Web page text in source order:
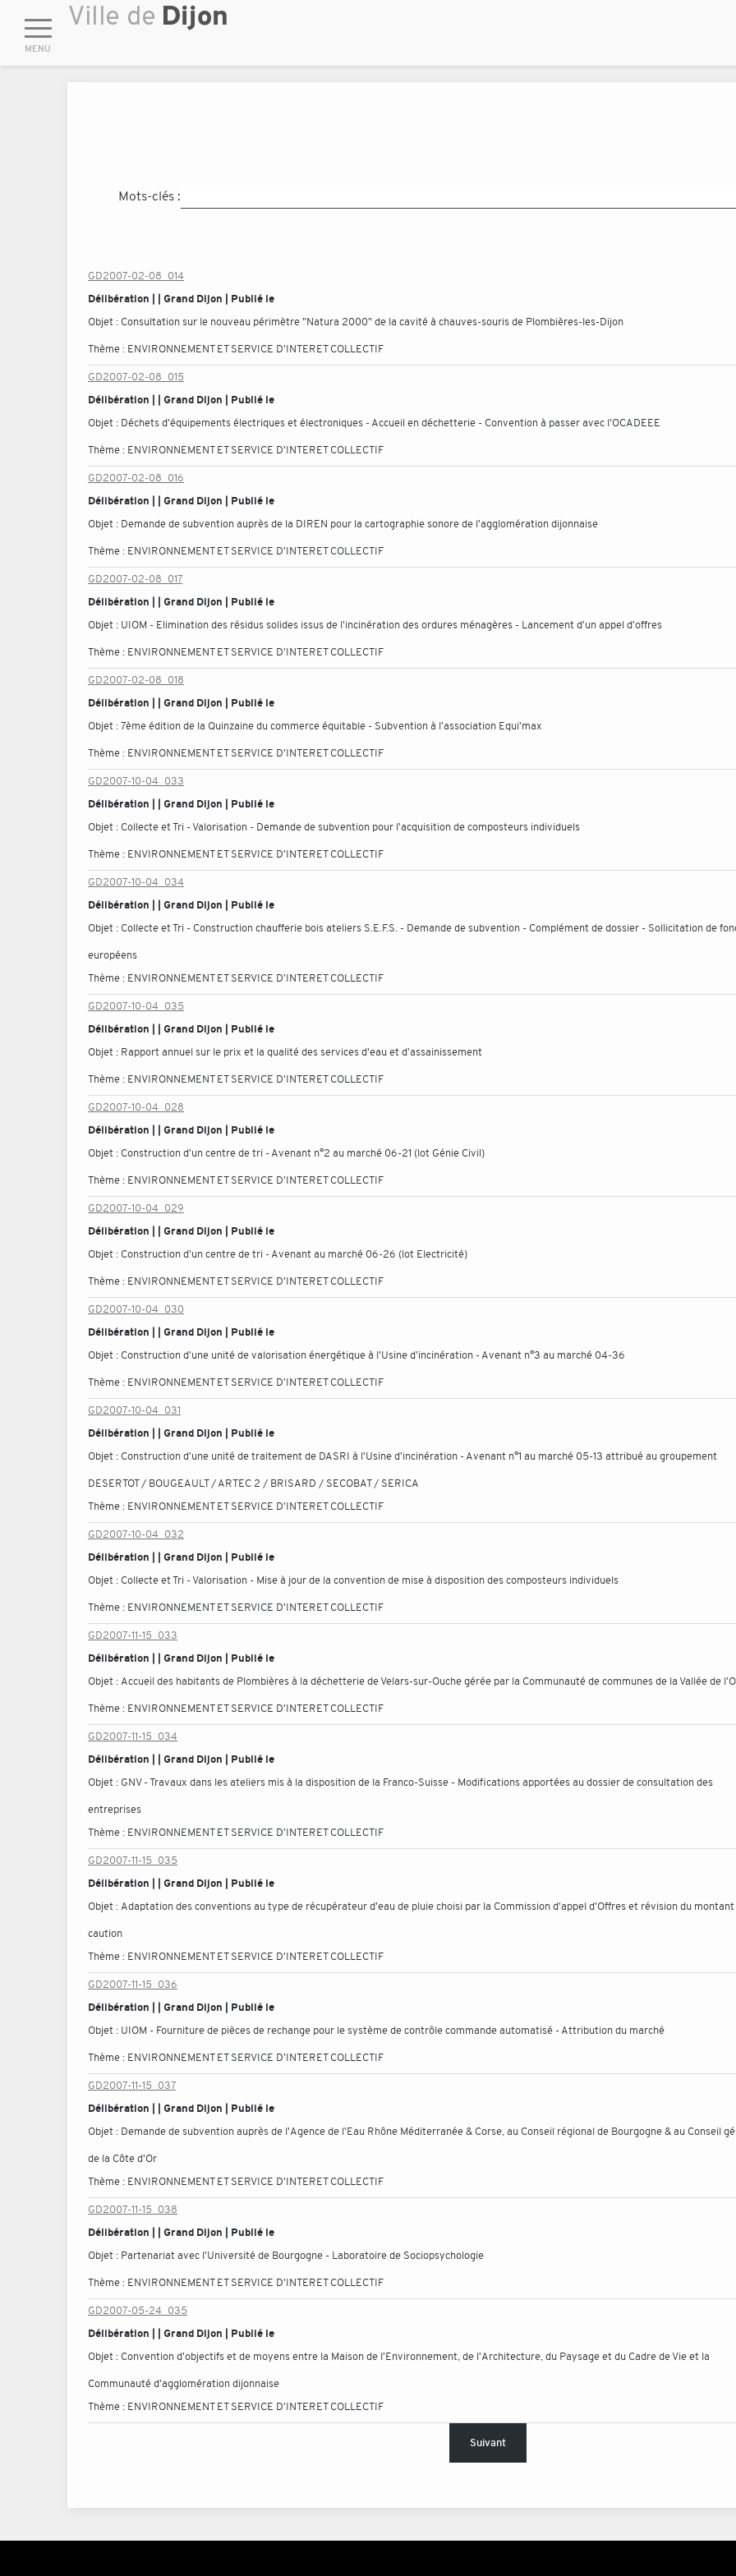
Mots-clés :
GD2007-02-08_014
Délibération | | Grand Dijon | Publié le
Objet : Consultation sur le nouveau périmètre "Natura 2000" de la cavité à chauves-souris de Plombières-les-Dijon
Thème : ENVIRONNEMENT ET SERVICE D'INTERET COLLECTIF
GD2007-02-08_015
Délibération | | Grand Dijon | Publié le
Objet : Déchets d'équipements électriques et électroniques - Accueil en déchetterie - Convention à passer avec l'OCADEEE
Thème : ENVIRONNEMENT ET SERVICE D'INTERET COLLECTIF
GD2007-02-08_016
Délibération | | Grand Dijon | Publié le
Objet : Demande de subvention auprès de la DIREN pour la cartographie sonore de l'agglomération dijonnaise
Thème : ENVIRONNEMENT ET SERVICE D'INTERET COLLECTIF
GD2007-02-08_017
Délibération | | Grand Dijon | Publié le
Objet : UIOM - Elimination des résidus solides issus de l'incinération des ordures ménagères - Lancement d'un appel d'offres
Thème : ENVIRONNEMENT ET SERVICE D'INTERET COLLECTIF
GD2007-02-08_018
Délibération | | Grand Dijon | Publié le
Objet :7ème édition de la Quinzaine du commerce équitable - Subvention à l'association Equi'max
Thème : ENVIRONNEMENT ET SERVICE D'INTERET COLLECTIF
GD2007-10-04_033
Délibération | | Grand Dijon | Publié le
Objet : Collecte et Tri - Valorisation - Demande de subvention pour l'acquisition de composteurs individuels
Thème : ENVIRONNEMENT ET SERVICE D'INTERET COLLECTIF
GD2007-10-04_034
Délibération | | Grand Dijon | Publié le
Objet : Collecte et Tri - Construction chaufferie bois ateliers S.E.F.S. - Demande de subvention - Complément de dossier - Sollicitation de
européens
Thème : ENVIRONNEMENT ET SERVICE D'INTERET COLLECTIF
GD2007-10-04_035
Délibération | | Grand Dijon | Publié le
Objet : Rapport annuel sur le prix et la qualité des services d'eau et d'assainissement
Thème : ENVIRONNEMENT ET SERVICE D'INTERET COLLECTIF
GD2007-10-04_028
Délibération | | Grand Dijon | Publié le
Objet : Construction d'un centre de tri - Avenant n°2 au marché 06-21 (lot Génie Civil)
Thème : ENVIRONNEMENT ET SERVICE D'INTERET COLLECTIF
GD2007-10-04_029
Délibération | | Grand Dijon | Publié le
Objet : Construction d'un centre de tri - Avenant au marché 06-26 (lot Electricité)
Thème : ENVIRONNEMENT ET SERVICE D'INTERET COLLECTIF
GD2007-10-04_030
Délibération | | Grand Dijon | Publié le
Objet : Construction d'une unité de valorisation énergétique à l'Usine d'incinération - Avenant n°3 au marché 04-36
Thème : ENVIRONNEMENT ET SERVICE D'INTERET COLLECTIF
GD2007-10-04_031
Délibération | | Grand Dijon | Publié le
Objet : Construction d'une unité de traitement de DASRI à l'Usine d'incinération - Avenant n°1 au marché 05-13 attribué au groupement
DESERTOT / BOUGEAULT / ARTEC 2 / BRISARD / SECOBAT / SERICA
Thème : ENVIRONNEMENT ET SERVICE D'INTERET COLLECTIF
GD2007-10-04_032
Délibération | | Grand Dijon | Publié le
Objet : Collecte et Tri - Valorisation - Mise à jour de la convention de mise à disposition des composteurs individuels
Thème : ENVIRONNEMENT ET SERVICE D'INTERET COLLECTIF
GD2007-11-15_033
Délibération | | Grand Dijon | Publié le
Objet : Accueil des habitants de Plombières à la déchetterie de Velars-sur-Ouche gérée par la Communauté de communes de la Vallée de
Thème : ENVIRONNEMENT ET SERVICE D'INTERET COLLECTIF
GD2007-11-15_034
Délibération | | Grand Dijon | Publié le
Objet : GNV - Travaux dans les ateliers mis à la disposition de la Franco-Suisse - Modifications apportées au dossier de consultation des
entreprises
Thème : ENVIRONNEMENT ET SERVICE D'INTERET COLLECTIF
GD2007-11-15_035
Délibération | | Grand Dijon | Publié le
Objet : Adaptation des conventions au type de récupérateur d'eau de pluie choisi par la Commission d'appel d'Offres et révision du montant
caution
Thème : ENVIRONNEMENT ET SERVICE D'INTERET COLLECTIF
GD2007-11-15_036
Délibération | | Grand Dijon | Publié le
Objet : UIOM - Fourniture de pièces de rechange pour le système de contrôle commande automatisé - Attribution du marché
Thème : ENVIRONNEMENT ET SERVICE D'INTERET COLLECTIF
GD2007-11-15_037
Délibération | | Grand Dijon | Publié le
Objet : Demande de subvention auprès de l'Agence de l'Eau Rhône Méditerranée & Corse, au Conseil régional de Bourgogne & au Conseil
de la Côte d'Or
Thème : ENVIRONNEMENT ET SERVICE D'INTERET COLLECTIF
GD2007-11-15_038
Délibération | | Grand Dijon | Publié le
Objet : Partenariat avec l'Université de Bourgogne - Laboratoire de Sociopsychologie
Thème : ENVIRONNEMENT ET SERVICE D'INTERET COLLECTIF
GD2007-05-24_035
Délibération | | Grand Dijon | Publié le
Objet : Convention d'objectifs et de moyens entre la Maison de l'Environnement, de l'Architecture, du Paysage et du Cadre de Vie et la
Communauté d'agglomération dijonnaise
Thème : ENVIRONNEMENT ET SERVICE D'INTERET COLLECTIF
Suivant